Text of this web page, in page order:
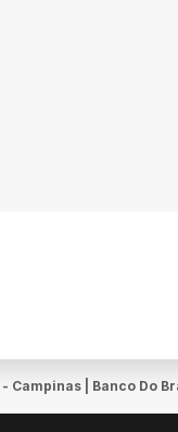
Campinas | Banco Do